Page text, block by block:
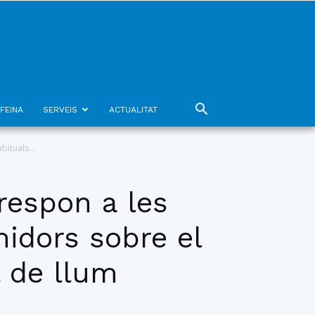
SERVEIS ACTUALITAT
a les
sobre el
de llum